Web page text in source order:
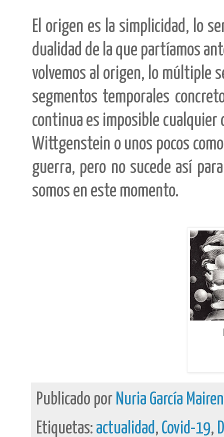
El origen es la simplicidad, lo
dualidad de la que partíamos
volvemos al origen, lo múltiple
segmentos temporales
continua es imposible cualquier
Wittgenstein o unos pocos
guerra, pero no sucede así
somos en este momento.
Publicado por Nuria García
Etiquetas: actualidad , Covid-19,